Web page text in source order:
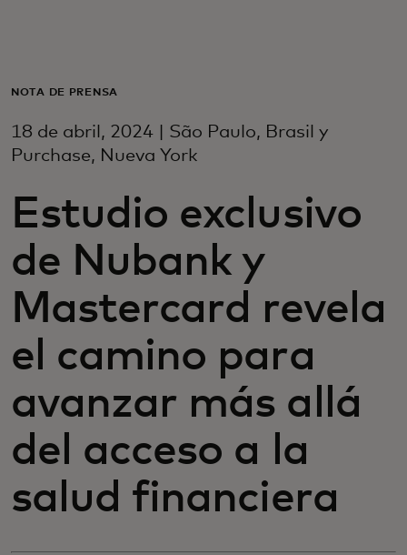
Para empresas
Para el mundo
Para innovadores
Noticias y tendencias
NOTA DE PRENSA
18 de abril, 2024 | São Paulo, Brasil y
Purchase, Nueva York
Estudio exclusivo
de Nubank y
Mastercard revela
el camino para
avanzar más allá
del acceso a la
salud financiera